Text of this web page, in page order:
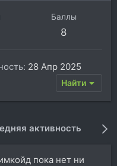
Баллы
8
28 Апр 2025
Найти
активность
пока нет ни